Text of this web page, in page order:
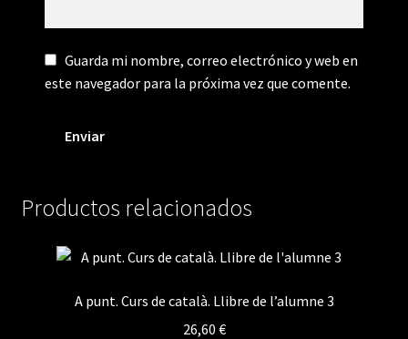
Guarda mi nombre, correo electrónico y web en
este navegador para la próxima vez que comente.
Productos relacionados
A punt. Curs de català. Llibre de l’alumne 3
26,60 €